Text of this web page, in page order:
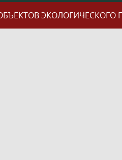
ЭКОЛОГИЧЕСКОГО